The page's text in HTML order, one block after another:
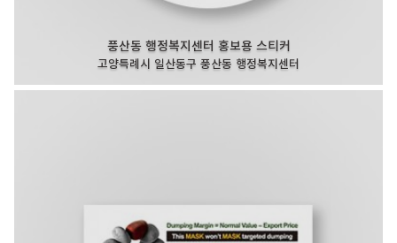
풍산동 행정복지센터 홍보용 스티커
고양특례시 일산동구 풍산동 행정복지센터